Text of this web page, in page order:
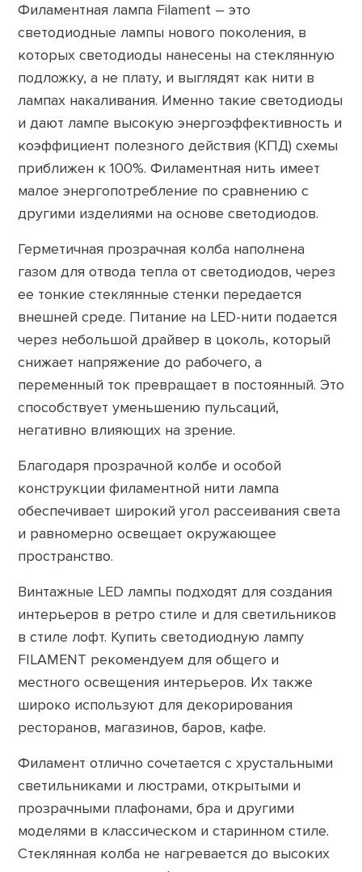
Филаментная лампа Filament – ​​это
светодиодные лампы нового поколения, в
которых светодиоды нанесены на стеклянную
подложку, а не плату, и выглядят как нити в
лампах накаливания. Именно такие светодиоды
и дают лампе высокую энергоэффективность и
коэффициент полезного действия (КПД) схемы
приближен к 100%. Филаментная нить имеет
малое энергопотребление по сравнению с
другими изделиями на основе светодиодов.
Герметичная прозрачная колба наполнена
газом для отвода тепла от светодиодов, через
ее тонкие стеклянные стенки передается
внешней среде. Питание на LED-нити подается
через небольшой драйвер в цоколь, который
снижает напряжение до рабочего, а
переменный ток превращает в постоянный. Это
способствует уменьшению пульсаций,
негативно влияющих на зрение.
Благодаря прозрачной колбе и особой
конструкции филаментной нити лампа
обеспечивает широкий угол рассеивания света
и равномерно освещает окружающее
пространство.
Винтажные LED лампы подходят для создания
интерьеров в ретро стиле и для светильников
в стиле лофт. Купить светодиодную лампу
FILAMENT рекомендуем для общего и
местного освещения интерьеров. Их также
широко используют для декорирования
ресторанов, магазинов, баров, кафе.
Филамент отлично сочетается с хрустальными
светильниками и люстрами, открытыми и
прозрачными плафонами, бра и другими
моделями в классическом и старинном стиле.
Стеклянная колба не нагревается до высоких